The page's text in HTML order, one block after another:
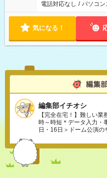
電話対応なし / パソコン
気になる！
編集部イチオシ
【完全在宅！】難しい
時～時短＊データ入力・
日・16日＞ドーム公演